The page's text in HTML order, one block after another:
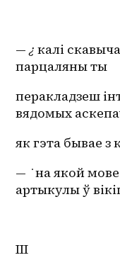
— ¿ калі
парцаляны ты
перакладзеш
вядомых
як гэта бывае з
—  ̇ на якой
артыкулы ў
ІІІ